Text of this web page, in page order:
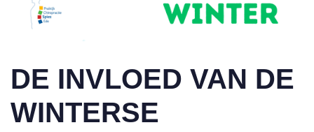
DE INVLOED VAN DE
WINTERSE